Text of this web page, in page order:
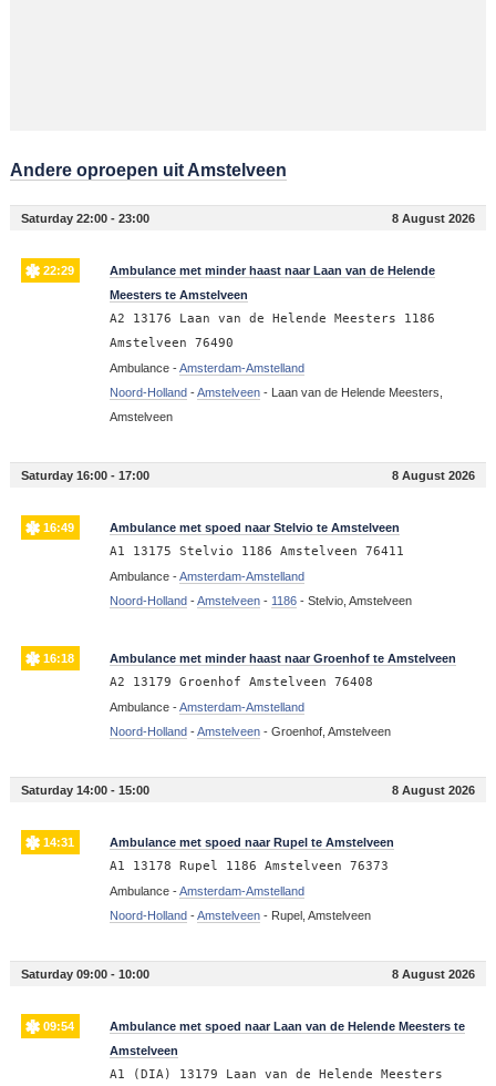
Andere oproepen uit Amstelveen
Saturday 22:00 - 23:00 8 August 2026
22:29
Ambulance met minder haast naar Laan van de Helende
Meesters te Amstelveen
A2 13176 Laan van de Helende Meesters 1186
Amstelveen 76490
Ambulance -Amsterdam-Amstelland
Noord-Holland-Amstelveen- Laan van de Helende Meesters,
Amstelveen
Saturday 16:00 - 17:00 8 August 2026
16:49 Ambulance met spoed naar Stelvio te Amstelveen
A1 13175 Stelvio 1186 Amstelveen 76411
Ambulance -Amsterdam-Amstelland
Noord-Holland-Amstelveen- 1186- Stelvio, Amstelveen
16:18 Ambulance met minder haast naar Groenhof te Amstelveen
A2 13179 Groenhof Amstelveen 76408
Ambulance -Amsterdam-Amstelland
Noord-Holland-Amstelveen- Groenhof, Amstelveen
Saturday 14:00 - 15:00 8 August 2026
14:31 Ambulance met spoed naar Rupel te Amstelveen
A1 13178 Rupel 1186 Amstelveen 76373
Ambulance -Amsterdam-Amstelland
Noord-Holland-Amstelveen- Rupel, Amstelveen
Saturday 09:00 - 10:00 8 August 2026
09:54
Ambulance met spoed naar Laan van de Helende Meesters te
Amstelveen
A1 (DIA) 13179 Laan van de Helende Meesters